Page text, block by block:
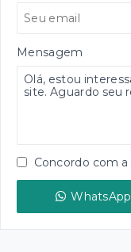
Mensagem
Concordo com a
WhatsApp